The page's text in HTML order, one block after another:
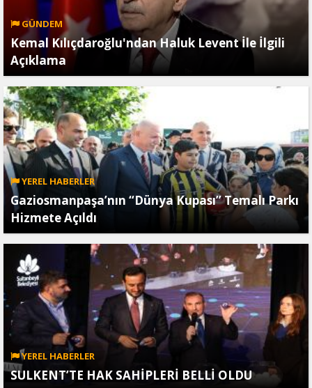
GÜNDEM
Kemal Kılıçdaroğlu'ndan Haluk Levent İle İlgili
Açıklama
YEREL HABERLER
Gaziosmanpaşa’nın “Dünya Kupası” Temalı Parkı
Hizmete Açıldı
YEREL HABERLER
SULKENT’TE HAK SAHİPLERİ BELLİ OLDU